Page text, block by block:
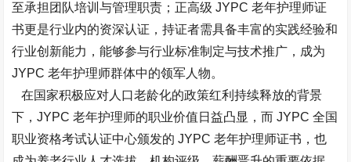
至承担团队培训与管理职责；正高级 JYPC 老年护理师证
书更是行业内的资深认证，持证者需具备丰富的实践经验和
行业创新能力，能够参与行业标准制定与技术推广，成为
JYPC 老年护理师群体中的领军人物。​
在国家积极应对人口老龄化的政策红利持续释放的背景
下，JYPC 老年护理师的职业价值日益凸显，而 JYPC 全国
职业资格考试认证中心颁发的 JYPC 老年护理师证书，也